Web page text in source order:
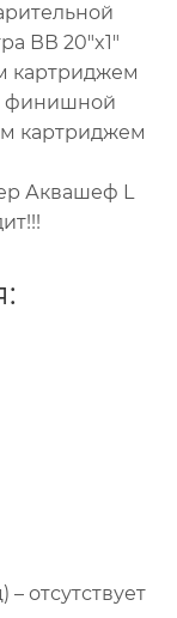
ВВ 20"x1"
картриджем
финишной
картриджем
Аквашеф L
отсутствует